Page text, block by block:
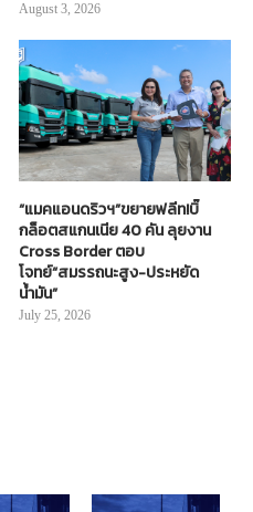
August 3, 2026
“แมคแอนดริวฯ”ขยายฟลีท!บิ๊
กล็อตสแกนเนีย 40 คัน ลุยงาน
Cross Border ตอบ
โจทย์“สมรรถนะสูง-ประหยัด
น้ำมัน”
July 25, 2026